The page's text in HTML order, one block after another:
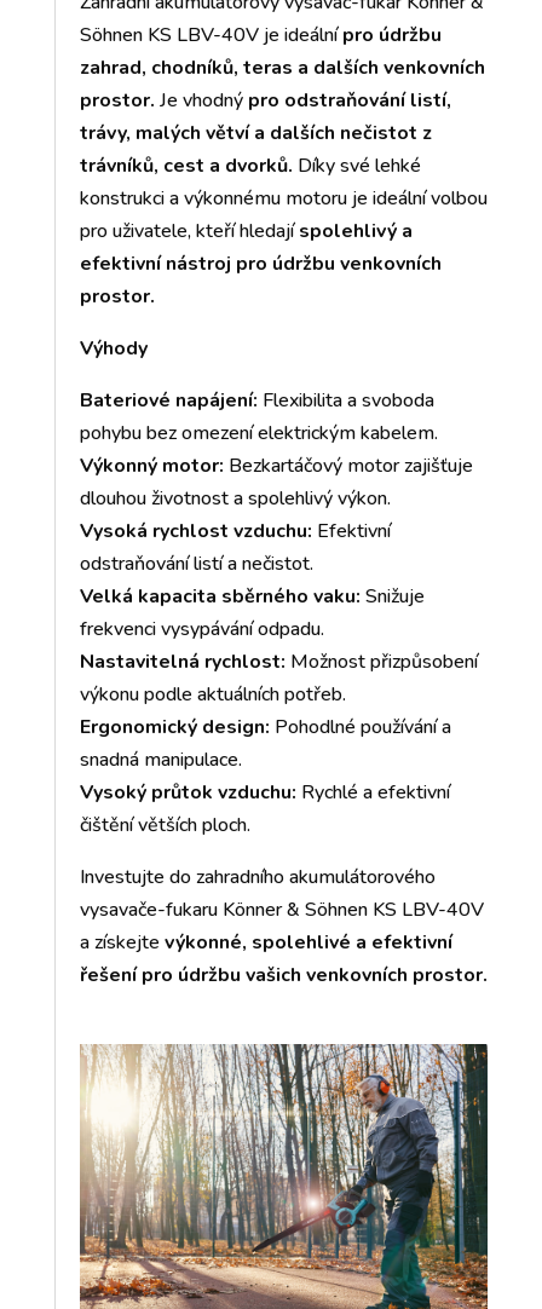
Söhnen KS LBV-40V je ideálnípro údržbu
zahrad, chodníků, teras a dalších venkovních
prostor. Je vhodný pro odstraňování listí,
trávy, malých větví a dalších nečistot z
trávníků, cest a dvorků. Díky své lehké
konstrukci a výkonnému motoru je ideální volbou
pro uživatele, kteří hledajíspolehlivý a
efektivní nástroj pro údržbu venkovních
prostor.
Výhody
Bateriové napájení: Flexibilita a svoboda
pohybu bez omezení elektrickým kabelem.
Výkonný motor: Bezkartáčový motor zajišťuje
dlouhou životnost a spolehlivý výkon.
Vysoká rychlost vzduchu: Efektivní
odstraňování listí a nečistot.
Velká kapacita sběrného vaku: Snižuje
frekvenci vysypávání odpadu.
Nastavitelná rychlost: Možnost přizpůsobení
výkonu podle aktuálních potřeb.
Ergonomický design: Pohodlné používání a
snadná manipulace.
Vysoký průtok vzduchu: Rychlé a efektivní
čištění větších ploch.
Investujte do zahradního akumulátorového
vysavače-fukaru Könner & Söhnen KS LBV-40V
a získejte výkonné, spolehlivé a efektivní
řešení pro údržbu vašich venkovních prostor.